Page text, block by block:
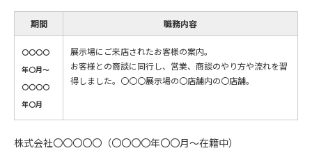
期間 職務内容
〇〇〇〇
年〇月〜
〇〇〇〇
年〇月
展示場にご来店されたお客様の案内。
お客様との商談に同行し、営業、商談のやり方や流れを習
得しました。〇〇〇展示場の〇店舗内の〇店舗。
株式会社〇〇〇〇〇（〇〇〇〇年〇〇月〜在籍中）